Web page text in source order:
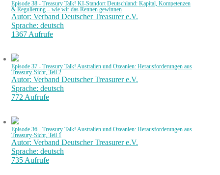
Episode 38 - Treasury Talk! KI-Standort Deutschland: Kapital, Kompetenzen
& Regulierung – wie wir das Rennen gewinnen
Autor: Verband Deutscher Treasurer e.V.
Sprache: deutsch
1367 Aufrufe
Episode 37 - Treasury Talk! Australien und Ozeanien: Herausforderungen aus
Treasury-Sicht, Teil 2
Autor: Verband Deutscher Treasurer e.V.
Sprache: deutsch
772 Aufrufe
Episode 36 - Treasury Talk! Australien und Ozeanien: Herausforderungen aus
Treasury-Sicht, Teil 1
Autor: Verband Deutscher Treasurer e.V.
Sprache: deutsch
735 Aufrufe